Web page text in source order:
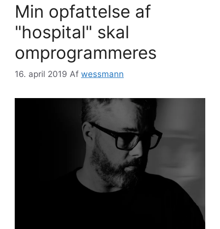
Min opfattelse af
"hospital" skal
omprogrammeres
16. april 2019 Af wessmann